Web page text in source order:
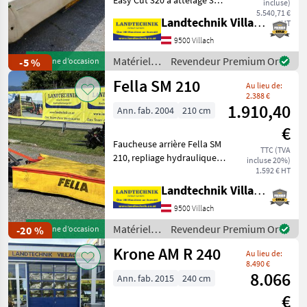
-5 %Machine d’occasion
incluse)
5.540,71 €
HT
centrée, système de fixation
rapide des lames, SafeCut,
dispositif de sécurité anti-
collisi
Landtechnik Villach GmbH
9500 Villach
Matériels
de
fenaison /
Revendeur Premium Or
-20 %Machine d’occasion
Fella SM 210
Au lieu de:
2.388 €
1.910,40
€
TTC (TVA
incluse 20%)
1.592 € HT
Ann. fab. 2004 210 cm
Faucheuse arrière Fella SM
210, repliage hydraulique,
collision, 4 disques de
coupe équipés chacun de 2
lames, prête à l'emploi telle
que
Landtechnik Villach GmbH
9500 Villach
Matériels
de
fenaison /
Revendeur Premium Or
Krone AM R 240
Au lieu de:
8.490 €
8.066
€
Ann. fab. 2015 240 cm